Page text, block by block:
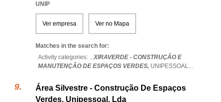
UNIP
Ver empresa Ver no Mapa
Matches in the search for:
Activity categories: ...XIRAVERDE - CONSTRUÇÃO E
MANUTENÇÃO DE ESPAÇOS VERDES, UNIPESSOAL...
Área Silvestre - Construção De Espaços
Verdes, Unipessoal, Lda